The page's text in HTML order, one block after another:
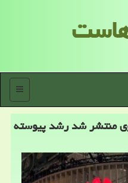
منو
سال 2019 هوآوی منتشر شد رشد پیوسته